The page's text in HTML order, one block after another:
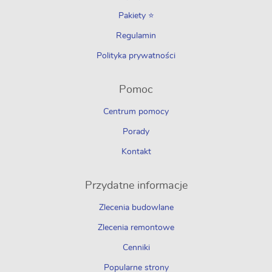
Pakiety ⭐
Regulamin
Polityka prywatności
Pomoc
Centrum pomocy
Porady
Kontakt
Przydatne informacje
Zlecenia budowlane
Zlecenia remontowe
Cenniki
Popularne strony